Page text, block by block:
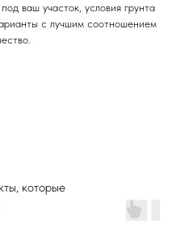
ваш участок, условия грунта
с лучшим соотношением
которые